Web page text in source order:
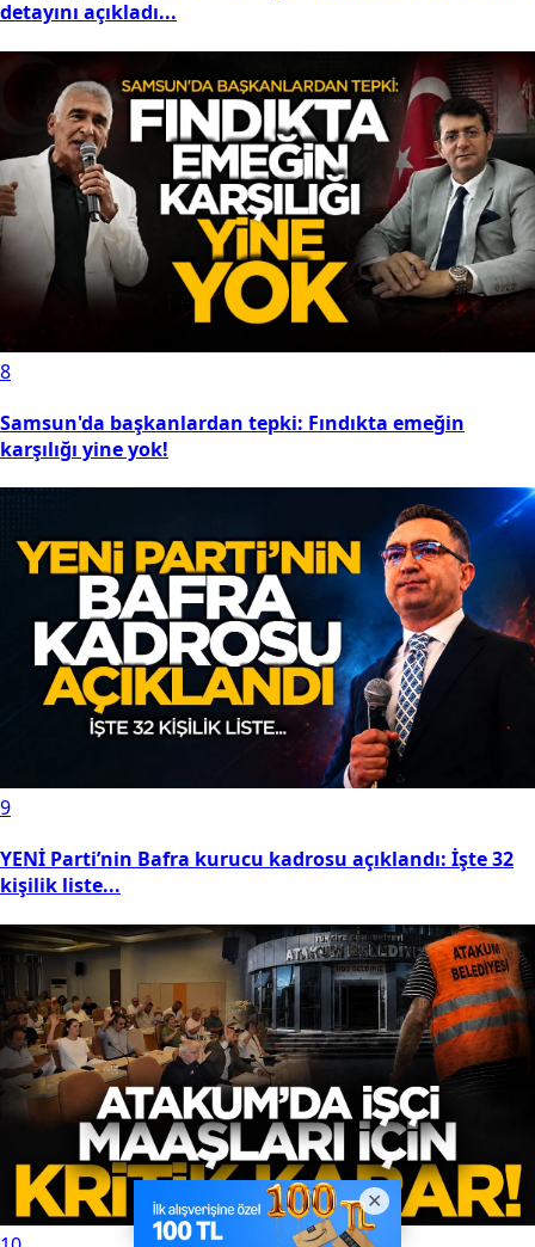
detayını açıkladı...
8
Samsun'da başkanlardan tepki: Fındıkta emeğin
karşılığı yine yok!
9
YENİ Parti’nin Bafra kurucu kadrosu açıklandı: İşte 32
kişilik liste...